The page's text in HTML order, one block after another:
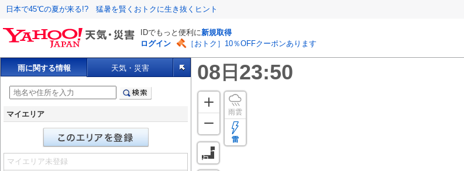
日本で45℃の夏が来る!? 猛暑を賢くおトクに生き抜くヒント
IDでもっと便利に新規取得
ログイン
［おトク］10％OFFクーポンあります
雨に関する情報 天気・災害
マイエリア
マイエリア未登録
雨雲
雷
08 日 23:50